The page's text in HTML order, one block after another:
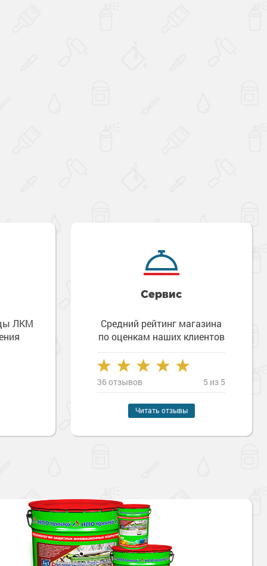
ЛКМ
Сервис
Средний рейтинг магазина
по оценкам наших клиентов
36 отзывов 5 из 5
Читать отзывы